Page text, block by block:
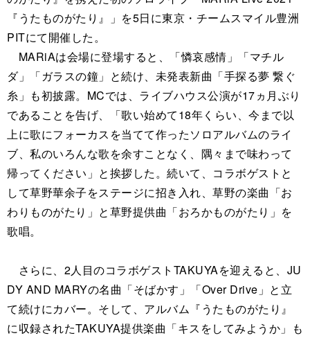
『うたものがたり』」を5日に東京・チームスマイル豊洲
PITにて開催した。
MARiAは会場に登場すると、「憐哀感情」「マチル
ダ」「ガラスの鐘」と続け、未発表新曲「手探る夢 繋ぐ
糸」も初披露。MCでは、ライブハウス公演が17ヵ月ぶり
であることを告げ、「歌い始めて18年くらい、今まで以
上に歌にフォーカスを当てて作ったソロアルバムのライ
ブ、私のいろんな歌を余すことなく、隅々まで味わって
帰ってください」と挨拶した。続いて、コラボゲストと
して草野華余子をステージに招き入れ、草野の楽曲「お
わりものがたり」と草野提供曲「おろかものがたり」を
歌唱。
さらに、2人目のコラボゲストTAKUYAを迎えると、JU
DY AND MARYの名曲「そばかす」「Over Drive」と立
て続けにカバー。そして、アルバム『うたものがたり』
に収録されたTAKUYA提供楽曲「キスをしてみようか」も